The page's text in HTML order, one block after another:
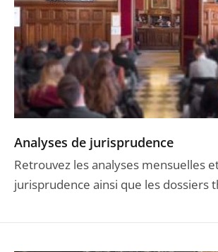
Analyses de jurisprudence
Retrouvez les analyses mensuelles
jurisprudence ainsi que les dossiers